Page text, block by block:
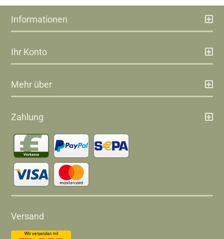
Informationen
Ihr Konto
Mehr über
Zahlung
Versand